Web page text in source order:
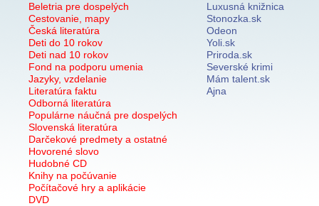
Beletria pre dospelých
Cestovanie, mapy
Česká literatúra
Deti do 10 rokov
Deti nad 10 rokov
Fond na podporu umenia
Jazyky, vzdelanie
Literatúra faktu
Odborná literatúra
Populárne náučná pre dospelých
Slovenská literatúra
Darčekové predmety a ostatné
Hovorené slovo
Hudobné CD
Knihy na počúvanie
Počítačové hry a aplikácie
DVD
Luxusná knižnica
Stonozka.sk
Odeon
Yoli.sk
Priroda.sk
Severské krimi
Mám talent.sk
Ajna